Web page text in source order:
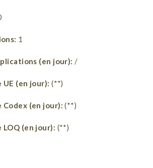
1
(en jour):/
UE (en jour):(**)
Codex (en jour):(**)
(en jour): (**)